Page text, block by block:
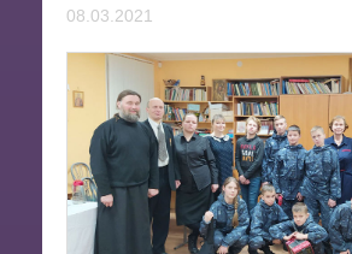
08.03.2021